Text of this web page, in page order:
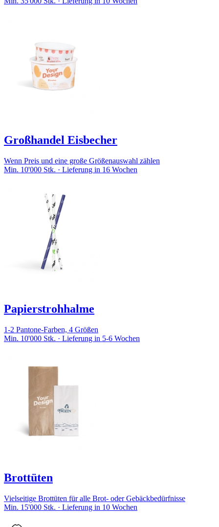
Großhandel Eisbecher
Wenn Preis und eine große Größenauswahl zählen
Min. 10'000 Stk. · Lieferung in 16 Wochen
Papierstrohhalme
1-2 Pantone-Farben, 4 Größen
Min. 10'000 Stk. · Lieferung in 5-6 Wochen
Brottüten
Vielseitige Brottüten für alle Brot- oder Gebäckbedürfnisse
Min. 15'000 Stk. · Lieferung in 10 Wochen